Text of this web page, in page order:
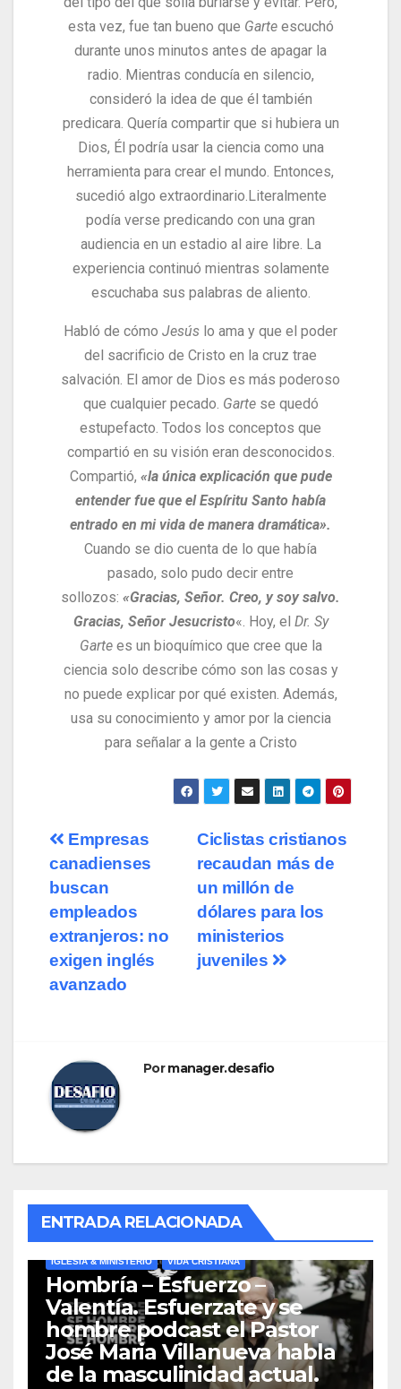
esta vez, fue tan bueno que Garteescuchó
durante unos minutos antes de apagar la
radio. Mientras conducía en silencio,
consideró la idea de que él también
predicara. Quería compartir que si hubiera un
Dios, Él podría usar la ciencia como una
herramienta para crear el mundo. Entonces,
sucedió algo extraordinario. Literalmente
podía verse predicando con una gran
audiencia en un estadio al aire libre. La
experiencia continuó mientras solamente
escuchaba sus palabras de aliento.
Habló de cómo Jesús lo ama y que el poder
del sacrificio de Cristo en la cruz trae
salvación. El amor de Dios es más poderoso
que cualquier pecado. Gartese quedó
estupefacto. Todos los conceptos que
compartió en su visión eran desconocidos.
Compartió, «la única explicación que pude
entender fue que el Espíritu Santo había
entrado en mi vida de manera dramática».
Cuando se dio cuenta de lo que había
pasado, solo pudo decir entre
sollozos: «Gracias, Señor. Creo, y soy salvo.
Gracias, Señor Jesucristo«. Hoy, el Dr. Sy
Gartees un bioquímico que cree que la
ciencia solo describe cómo son las cosas y
no puede explicar por qué existen. Además,
usa su conocimiento y amor por la ciencia
para señalar a la gente a Cristo
Ciclistas cristianos
recaudan más de
un millón de
dólares para los
ministerios
juveniles
Empresas
canadienses
buscan
empleados
extranjeros: no
exigen inglés
avanzado
Pormanager.desafio
ENTRADA RELACIONADA
IGLESIA & MINISTERIO VIDA CRISTIANA
Hombría – Esfuerzo –
Valentía. Esfuerzate y se
hombre podcast el Pastor
José Maria Villanueva habla
de la masculinidad actual.